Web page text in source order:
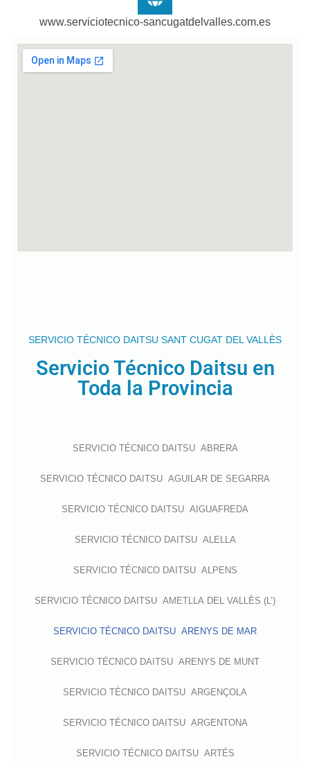
www.serviciotecnico-sancugatdelvalles.com.es
SERVICIO TÉCNICO DAITSU SANT CUGAT DEL VALLÈS
Servicio Técnico Daitsu en
Toda la Provincia
SERVICIO TÉCNICO DAITSU ABRERA
SERVICIO TÉCNICO DAITSU AGUILAR DE SEGARRA
SERVICIO TÉCNICO DAITSU AIGUAFREDA
SERVICIO TÉCNICO DAITSU ALELLA
SERVICIO TÉCNICO DAITSU ALPENS
SERVICIO TÉCNICO DAITSU AMETLLA DEL VALLÈS (L’)
SERVICIO TÉCNICO DAITSU ARENYS DE MAR
SERVICIO TÉCNICO DAITSU ARENYS DE MUNT
SERVICIO TÉCNICO DAITSU ARGENÇOLA
SERVICIO TÉCNICO DAITSU ARGENTONA
SERVICIO TÉCNICO DAITSU ARTÉS